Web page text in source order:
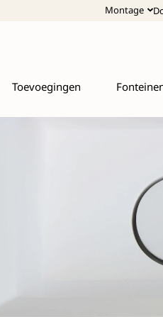
Montage
Toevoegingen
ook. Zijn beperkte maten
toiletruimte. Verkrijgbaar met
een verzonken plug in de kleur
stalen frame in mat zwart maakt